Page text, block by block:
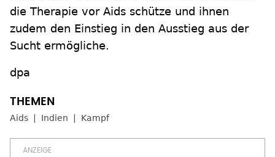
die Therapie vor Aids schütze und ihnen
zudem den Einstieg in den Ausstieg aus der
Sucht ermögliche.
dpa
Aids Indien Kampf